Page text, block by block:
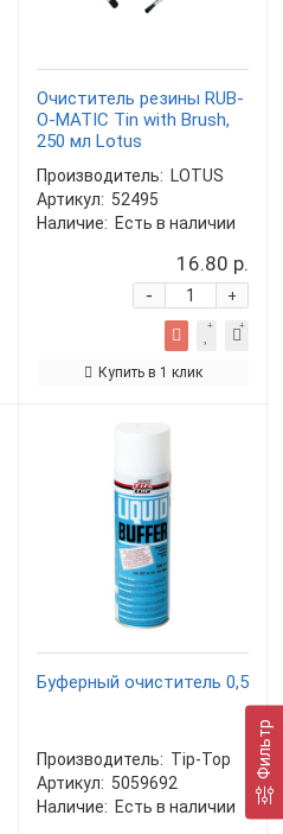
Фильтр
Очиститель резины RUB-
O-MATIC Tin with Brush,
250 мл Lotus
Производитель: LOTUS
Артикул: 52495
Наличие: Есть в наличии
16.80 р.
+
-
Купить в 1 клик
Буферный очиститель 0,5
Производитель: Tip-Top
Артикул: 5059692
Наличие: Есть в наличии